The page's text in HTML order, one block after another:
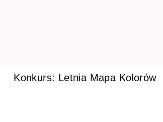
Konkurs: Letnia Mapa Kolorów